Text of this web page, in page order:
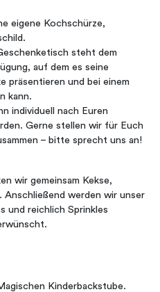
eigene Kochschürze,
steht dem
auf dem es seine
präsentieren und bei einem
kann.
individuell nach Euren
Gerne stellen wir für Euch
– bitte sprecht uns an!
wir gemeinsam Kekse,
Anschließend werden wir unser
und reichlich Sprinkles
Kinderbackstube.